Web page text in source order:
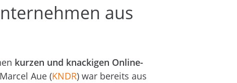
aus
kurzen und knackigen Online-
Aue (KNDR) war bereits aus